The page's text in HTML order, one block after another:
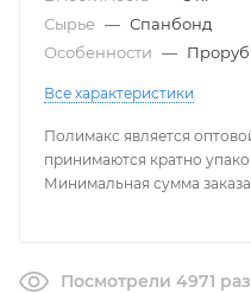
Сырье — Спанбонд
Особенности —
Все характеристики
Полимакс является
принимаются кратно
Минимальная сумма
Посмотрели 4971 раз